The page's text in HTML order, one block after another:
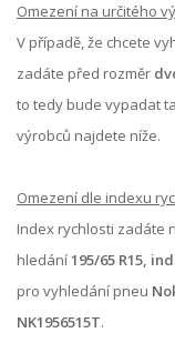
Omezení na určitého
V případě, že chcete
zadáte před rozměr
to tedy bude vypadat
výrobců najdete níže.
Omezení dle indexu
Index rychlosti zadáte
hledání195/65 R15,
pro vyhledání pneu
NK1956515T.